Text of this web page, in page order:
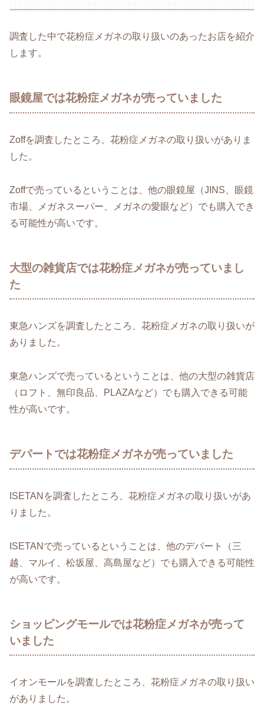
調査した中で花粉症メガネの取り扱いのあったお店を紹介
します。
眼鏡屋では花粉症メガネが売っていました
Zoffを調査したところ、花粉症メガネの取り扱いがありま
した。
Zoffで売っているということは、他の眼鏡屋（JINS、眼鏡
市場、メガネスーパー、メガネの愛眼など）でも購入でき
る可能性が高いです。
大型の雑貨店では花粉症メガネが売っていまし
た
東急ハンズを調査したところ、花粉症メガネの取り扱いが
ありました。
東急ハンズで売っているということは、他の大型の雑貨店
（ロフト、無印良品、PLAZAなど）でも購入できる可能
性が高いです。
デパートでは花粉症メガネが売っていました
ISETANを調査したところ、花粉症メガネの取り扱いがあ
りました。
ISETANで売っているということは、他のデパート（三
越、マルイ、松坂屋、高島屋など）でも購入できる可能性
が高いです。
ショッピングモールでは花粉症メガネが売って
いました
イオンモールを調査したところ、花粉症メガネの取り扱い
がありました。